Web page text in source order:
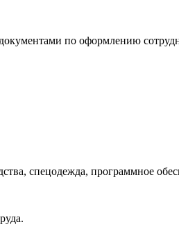
по оформлению
спецодежда, программное